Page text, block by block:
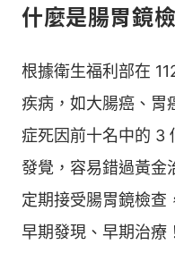
什麼是腸胃鏡
根據衛生福利部在
疾病，如大腸癌、胃
症死因前十名中的 3
發覺，容易錯過黃金
定期接受腸胃鏡檢查
早期發現、早期治療！